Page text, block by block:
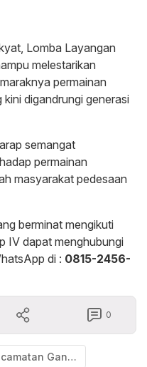
Lomba Layangan
melestarikan
permainan
digandrungi generasi
semangat
permainan
masyarakat pedesaan
berminat mengikuti
IV dapat menghubungi
di : 0815-2456-
0
Kecamatan Gantarang